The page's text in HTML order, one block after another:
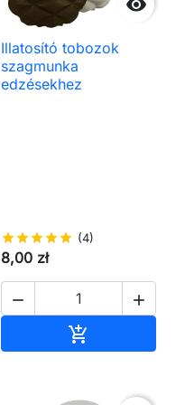

Illatosító tobozok
szagmunka
edzésekhez
starstarstarstarstar (4)
8,00 zł
 
